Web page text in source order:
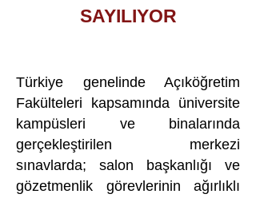
SAYILIYOR
Türkiye genelinde Açıköğretim
Fakülteleri kapsamında üniversite
kampüsleri ve binalarında
gerçekleştirilen merkezi
sınavlarda; salon başkanlığı ve
gözetmenlik görevlerinin ağırlıklı